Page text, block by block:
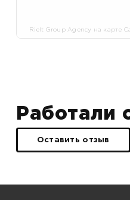
Rielt Group Agency на карте
Работали
Оставить отзыв